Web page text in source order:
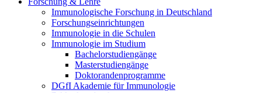
Immunologische Forschung in Deutschland
Forschungseinrichtungen
Immunologie in die Schulen
Immunologie im Studium
Bachelorstudiengänge
Masterstudiengänge
Doktorandenprogramme
DGfI Akademie für Immunologie